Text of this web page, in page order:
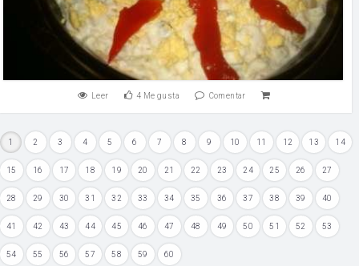
Leer 4 Me gusta Comentar
1 2 3 4 5 6 7 8 9 10 11 12 13 14
15 16 17 18 19 20 21 22 23 24 25 26 27
28 29 30 31 32 33 34 35 36 37 38 39 40
41 42 43 44 45 46 47 48 49 50 51 52 53
54 55 56 57 58 59 60